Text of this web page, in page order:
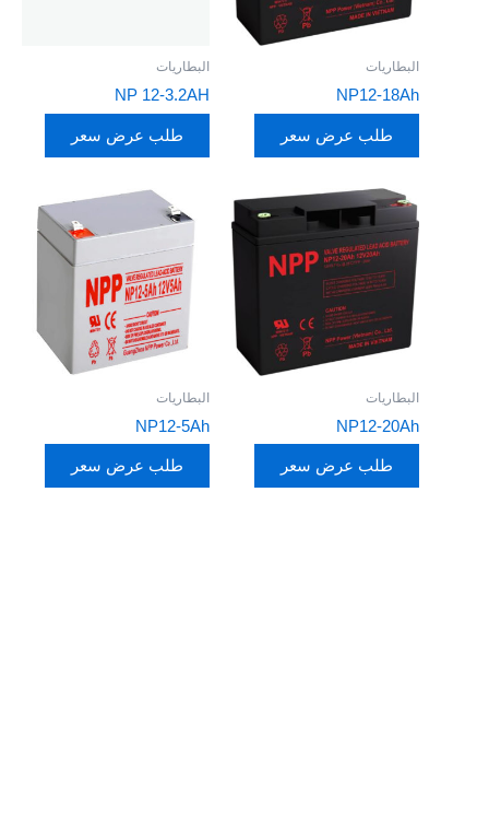
البطاريات
NP12-18Ah
طلب عرض سعر
البطاريات
NP 12-3.2AH
طلب عرض سعر
البطاريات
NP12-20Ah
طلب عرض سعر
البطاريات
NP12-5Ah
طلب عرض سعر